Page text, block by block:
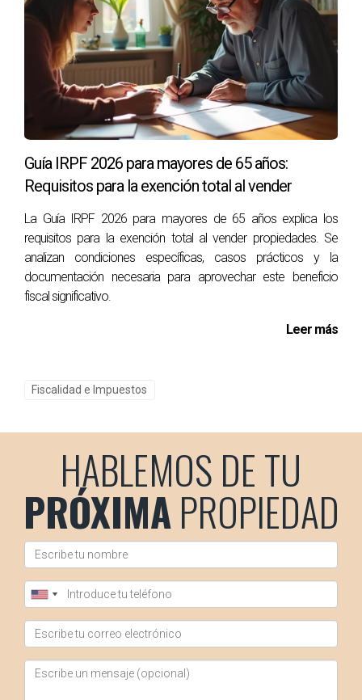
situación fiscal ante la Agencia Tributaria.
Puedes consultarme directamente si deseas
ayuda personalizándote cada aspecto
relacionado con tu situación fiscal al vender una
propiedad.
Lidia Capdevila es experta en temas fiscales y legales
relacionados con bienes raíces. Si tienes preguntas o
estas normativas a tu caso particular, no dudes en ponerte
en contacto conmigo al +34690627102.
Guía IRPF 2026 para mayores de 65 años:
Requisitos para la exención total al vender
La Guía IRPF 2026 para mayores de 65 años explica los
requisitos para la exención total al vender propiedades. Se
analizan condiciones específicas, casos prácticos y la
documentación necesaria para aprovechar este beneficio
fiscal significativo.
Leer más
Fiscalidad e Impuestos
HABLEMOS DE TU
PRÓXIMAPROPIEDAD